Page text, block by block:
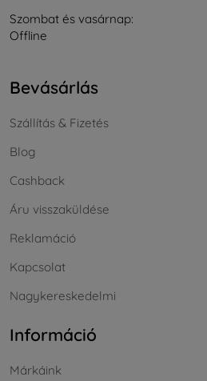
Szombat és vasárnap:
Offline
Bevásárlás
Szállítás & Fizetés
Blog
Cashback
Áru visszaküldése
Reklamáció
Kapcsolat
Nagykereskedelmi
Információ
Márkáink